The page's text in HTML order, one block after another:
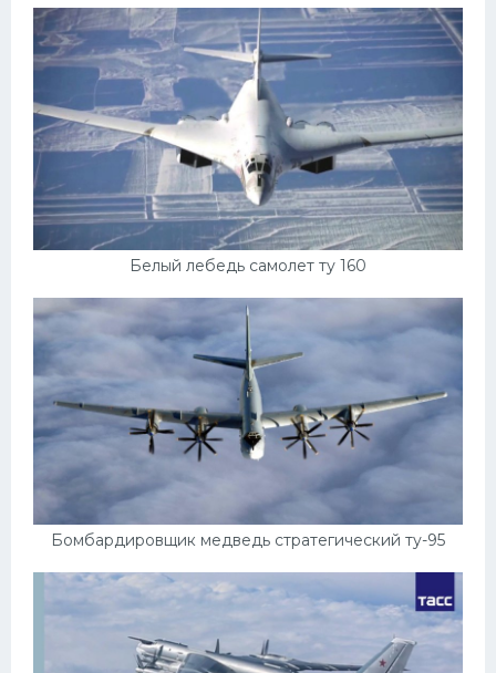
Белый лебедь самолет ту 160
Бомбардировщик медведь стратегический ту-95